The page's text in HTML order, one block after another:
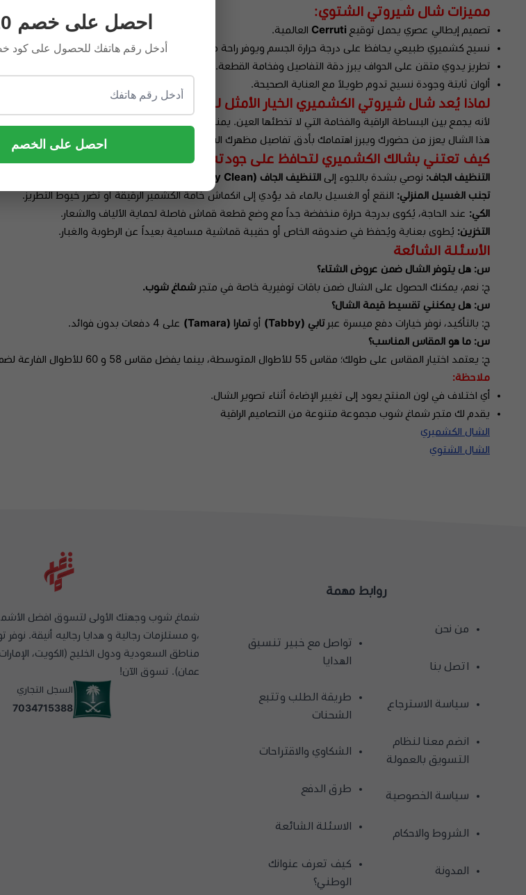
مميزات شال شيروتي الشتوي:
تصميم إيطالي عصري يحمل توقيع Cerruti العالمية.
نسيج كشميري طبيعي يحافظ على درجة حرارة الجسم ويوفر راحة مطلقة.
تطريز يدوي متقن على الحواف يبرز دقة التفاصيل وفخامة القطعة.
ألوان ثابتة وجودة نسيج تدوم طويلاً مع العناية الصحيحة.
لماذا يُعد شال شيروتي الكشميري الخيار الأمثل للرجل العصري؟
لأنه يجمع بين البساطة الراقية والفخامة التي لا تخطئها العين. يمنحك
مظهراً متوازناً يكمل
هذا الشال يعزز من حضورك ويبرز اهتمامك بأدق تفاصيل مظهرك الشتوي.
كيف تعتني بشالك الكشميري لتحافظ على جودته؟
التنظيف الجاف: نوصي بشدة باللجوء إلى التنظيف الجاف (Dry Clean)
تجنب الغسيل المنزلي: النقع أو الغسيل بالماء قد يؤدي إلى انكماش خامة الكشمير الرقيقة أو تضرر خيوط التطريز.
الكي: عند الحاجة، يُكوى بدرجة حرارة منخفضة جداً مع وضع قطعة قماش فاصلة لحماية الألياف والشعار.
التخزين: يُطوى بعناية ويُحفظ في صندوقه الخاص أو حقيبة قماشية مسامية بعيداً عن الرطوبة والغبار.
الأسئلة الشائعة
س: هل يتوفر الشال ضمن عروض الشتاء؟
ج: نعم، يمكنك الحصول على الشال ضمن باقات توفيرية خاصة في متجر شماغ شوب.
س: هل يمكنني تقسيط قيمة الشال؟
ج: بالتأكيد، نوفر خيارات دفع ميسرة عبرتابي (Tabby) أوتمارا (Tamara)
على 4 دفعات بدون فوائد.
س: ما هو المقاس المناسب؟
ج: يعتمد اختيار المقاس على طولك؛ مقاس 55 للأطوال المتوسطة، بينما يفضل مقاس 58 و 60 للأطوال الفارعة لضمان التغطية المثالية.
ملاحظة:
أي اختلاف في لون المنتج يعود إلى تغيير الإضاءة أثناء تصوير الشال.
يقدم لك متجر شماغ شوب مجموعة متنوعة من التصاميم الراقية
الشال الكشميري
الشال الشتوي
روابط مهمة
من نحن
اتصل بنا
سياسة الاسترجاع
انضم معنا لنظام
التسويق بالعمولة
سياسة الخصوصية
الشروط والاحكام
المدونة
تواصل مع خبير تنسيق
الهدايا
طريقة الطلب وتتبع
الشحنات
الشكاوي والاقتراحات
طرق الدفع
الاسئلة الشائعة
كيف تعرف عنوانك
الوطني؟
شماغ شوب وجهتك الأولى لتسوق افضل الأشمغة
،و مستلزمات رجالية و هدايا رجاليه أنيقة.
مناطق السعودية ودول الخليج (الكويت،
عمان). تسوق الآن!
السجل التجاري
7034715388
احصل على خصم 10%!
أدخل رقم هاتفك للحصول على
احصل على الخصم